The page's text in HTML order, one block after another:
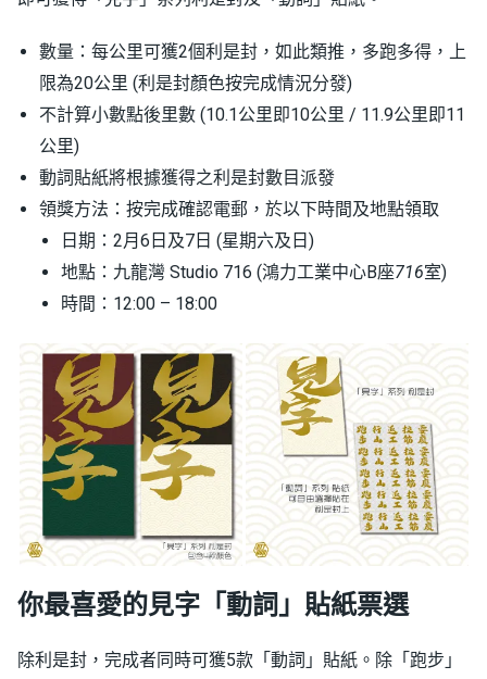
數量：每公里可獲2個利是封，如此類推，多跑多得，上
限為20公里 (利是封顏色按完成情況分發)
不計算小數點後里數 (10.1公里即10公里 / 11.9公里即11
公里)
動詞貼紙將根據獲得之利是封數目派發
領獎方法：按完成確認電郵，於以下時間及地點領取
日期：2月6日及7日 (星期六及日)
地點：九龍灣 Studio 716 (鴻力工業中心B座716室)
時間：12:00 – 18:00
你最喜愛的見字「動詞」貼紙票選
除利是封，完成者同時可獲5款「動詞」貼紙。除「跑步」